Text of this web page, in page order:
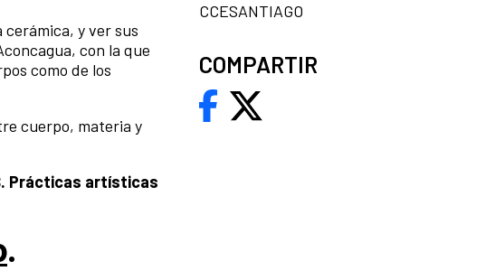
y ver sus
con la que
como de los
cuerpo, materia y
Prácticas artísticas
.
CCESANTIAGO
COMPARTIR